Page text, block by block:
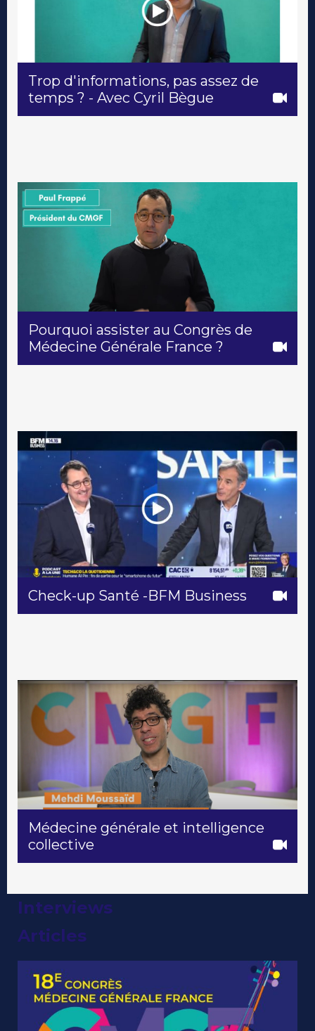
Trop d'informations, pas assez de
temps ? - Avec Cyril Bègue
Pourquoi assister au Congrès de
Médecine Générale France ?
Check-up Santé -BFM Business
Médecine générale et intelligence
collective
Interviews
Articles